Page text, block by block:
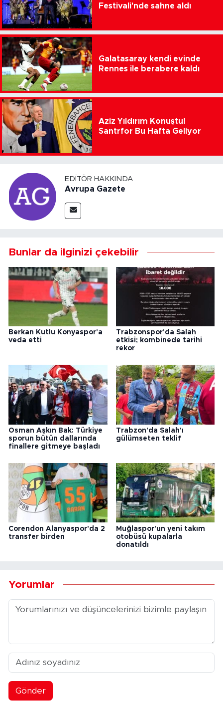
Festivali'nde sahne aldı
Galatasaray kendi evinde
Rennes ile berabere kaldı
Aziz Yıldırım Konuştu!
Santrfor Bu Hafta Geliyor
EDITÖR HAKKINDA
Avrupa Gazete
Bunlar da ilginizi çekebilir
Berkan Kutlu Konyaspor'a
veda etti
Trabzonspor'da Salah
etkisi; kombinede tarihi
rekor
Osman Aşkın Bak: Türkiye
sporun bütün dallarında
finallere gitmeye başladı
Trabzon'da Salah'ı
gülümseten teklif
Corendon Alanyaspor'da 2
transfer birden
Muğlaspor'un yeni takım
otobüsü kupalarla
donatıldı
Yorumlar
Gönder